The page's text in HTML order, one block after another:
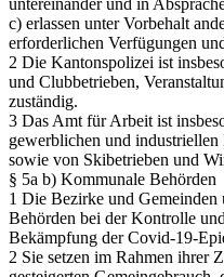
c) erlassen unter Vorbehalt
erforderlichen Verfügungen
2 Die Kantonspolizei ist
und Clubbetrieben,
zuständig.
3 Das Amt für Arbeit ist
gewerblichen und
sowie von Skibetrieben und
§ 5a b) Kommunale Behörden
1 Die Bezirke und Gemeinden
Behörden bei der Kontrolle
Bekämpfung der Covid-19-
2 Sie setzen im Rahmen ihrer